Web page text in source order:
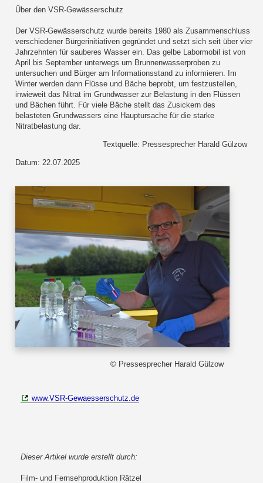
Über den VSR-Gewässerschutz
Der VSR-Gewässerschutz wurde bereits 1980 als Zusammenschluss
verschiedener Bürgerinitiativen gegründet und setzt sich seit über vier
Jahrzehnten für sauberes Wasser ein. Das gelbe Labormobil ist von
April bis September unterwegs um Brunnenwasserproben zu
untersuchen und Bürger am Informationsstand zu informieren. Im
Winter werden dann Flüsse und Bäche beprobt, um festzustellen,
inwieweit das Nitrat im Grundwasser zur Belastung in den Flüssen
und Bächen führt. Für viele Bäche stellt das Zusickern des
belasteten Grundwassers eine Hauptursache für die starke
Nitratbelastung dar.
Textquelle: Pressesprecher Harald Gülzow
Datum: 22.07.2025
© Pressesprecher Harald Gülzow
www.VSR-Gewaesserschutz.de
Dieser Artikel wurde erstellt durch:
Film- und Fernsehproduktion Rätzel